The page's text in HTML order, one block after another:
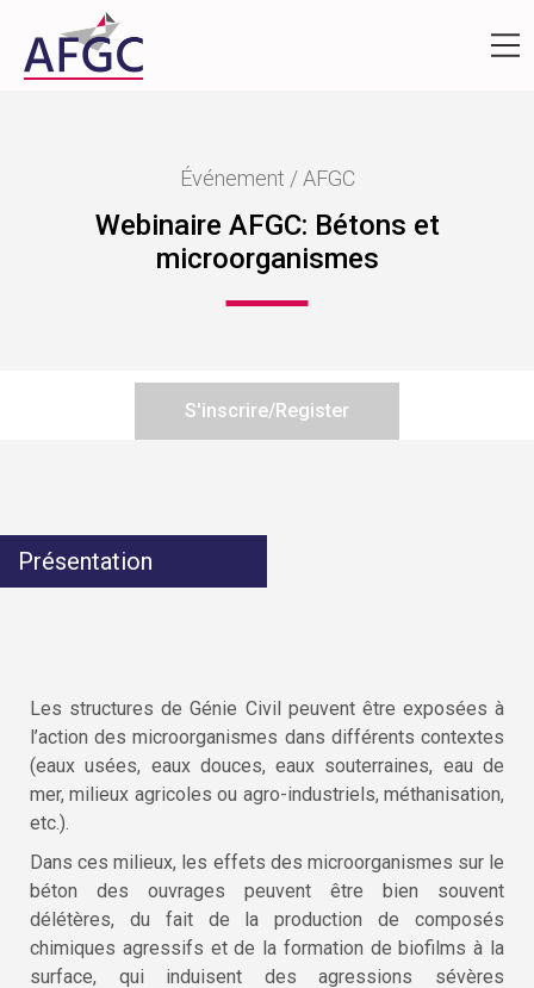
Événement / AFGC
Webinaire AFGC: Bétons et
microorganismes
S'inscrire/Register
Présentation
Les structures de Génie Civil peuvent être exposées à
l’action des microorganismes dans différents contextes
(eaux usées, eaux douces, eaux souterraines, eau de
mer, milieux agricoles ou agro-industriels, méthanisation,
etc.).
Dans ces milieux, les effets des microorganismes sur le
béton des ouvrages peuvent être bien souvent
délétères, du fait de la production de composés
chimiques agressifs et de la formation de biofilms à la
surface, qui induisent des agressions sévères